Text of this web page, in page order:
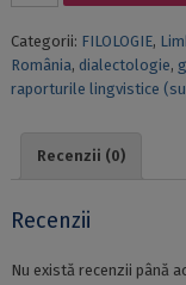
LUPAC
ÎN
CONTEXTUL
(SUD)SLAVO-
Categorii: FILOLOGIE,
România, dialectologie,
raporturile lingvistice
Recenzii (0)
Recenzii
Nu există recenzii până